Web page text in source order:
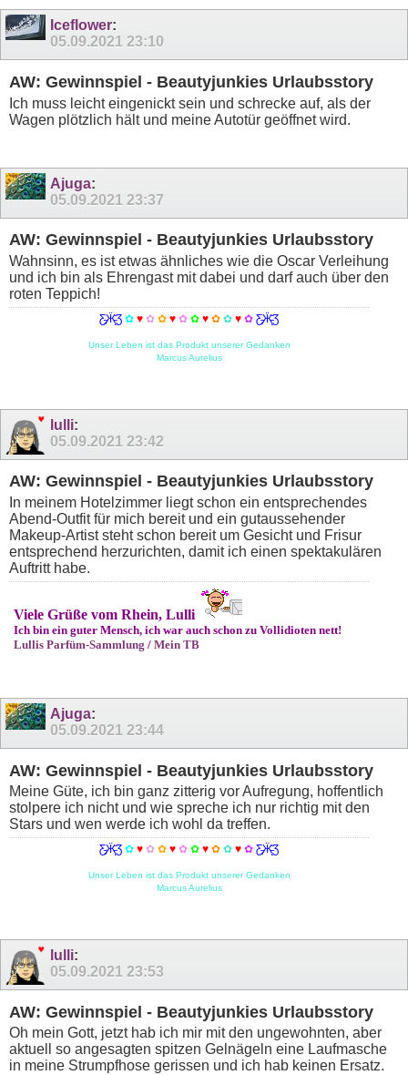
Iceflower:
05.09.2021 23:10
AW: Gewinnspiel - Beautyjunkies Urlaubsstory
Ich muss leicht eingenickt sein und schrecke auf, als der
Wagen plötzlich hält und meine Autotür geöffnet wird.
Ajuga:
05.09.2021 23:37
AW: Gewinnspiel - Beautyjunkies Urlaubsstory
Wahnsinn, es ist etwas ähnliches wie die Oscar Verleihung
und ich bin als Ehrengast mit dabei und darf auch über den
roten Teppich!
Ƹ̵̡Ӝ̵̨̄Ʒ ✿♥✿ ✿ ♥✿✿♥✿✿♥✿Ƹ̵̡Ӝ̵̨̄Ʒ
Unser Leben ist das Produkt unserer Gedanken
Marcus Aurelius
lulli:
05.09.2021 23:42
AW: Gewinnspiel - Beautyjunkies Urlaubsstory
In meinem Hotelzimmer liegt schon ein entsprechendes
Abend-Outfit für mich bereit und ein gutaussehender
Makeup-Artist steht schon bereit um Gesicht und Frisur
entsprechend herzurichten, damit ich einen spektakulären
Auftritt habe.
Viele Grüße vom Rhein, Lulli
Ich bin ein guter Mensch, ich war auch schon zu Vollidioten nett!
Lullis Parfüm-Sammlung / Mein TB
Ajuga:
05.09.2021 23:44
AW: Gewinnspiel - Beautyjunkies Urlaubsstory
Meine Güte, ich bin ganz zitterig vor Aufregung, hoffentlich
stolpere ich nicht und wie spreche ich nur richtig mit den
Stars und wen werde ich wohl da treffen.
Ƹ̵̡Ӝ̵̨̄Ʒ ✿♥✿ ✿ ♥✿✿♥✿✿♥✿Ƹ̵̡Ӝ̵̨̄Ʒ
Unser Leben ist das Produkt unserer Gedanken
Marcus Aurelius
lulli:
05.09.2021 23:53
AW: Gewinnspiel - Beautyjunkies Urlaubsstory
Oh mein Gott, jetzt hab ich mir mit den ungewohnten, aber
aktuell so angesagten spitzen Gelnägeln eine Laufmasche
in meine Strumpfhose gerissen und ich hab keinen Ersatz.